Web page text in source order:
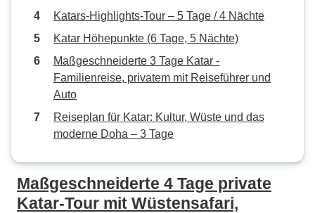
Katars-Highlights-Tour – 5 Tage / 4 Nächte
Katar Höhepunkte (6 Tage, 5 Nächte)
Maßgeschneiderte 3 Tage Katar -
Familienreise, privatem mit Reiseführer und
Auto
Reiseplan für Katar: Kultur, Wüste und das
moderne Doha – 3 Tage
Maßgeschneiderte 4 Tage private
Katar-Tour mit Wüstensafari,